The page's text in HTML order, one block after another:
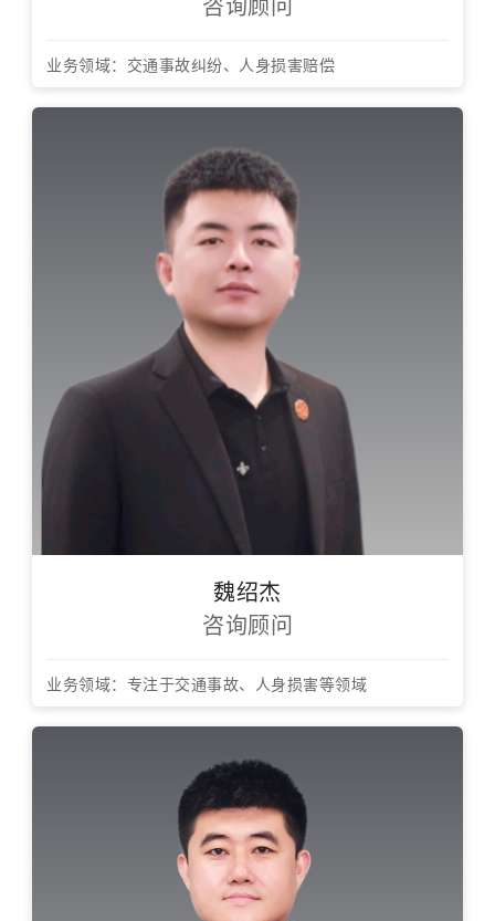
业务领域：交通事故纠纷、人身损害赔偿
魏绍杰
咨询顾问
业务领域：专注于交通事故、人身损害等领域